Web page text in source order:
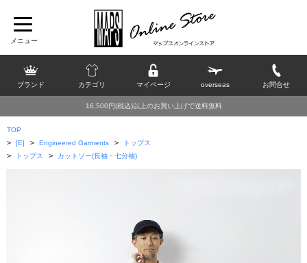
ブランド カテゴリ マイページ overseas お問合せ
16,500円(税込)以上のお買い上げで送料無料
TOP
> [E] > Engineered Garments > トップス
> トップス > カットソー(長袖・七分袖)